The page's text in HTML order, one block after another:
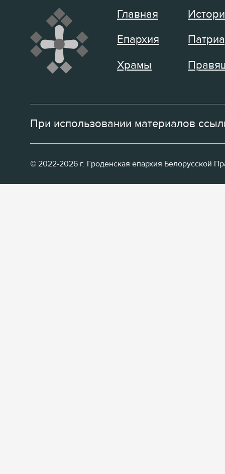
Главная
Епархия
Храмы
При использовании материалов
© 2022-2026 г. Гроденская епархия Белорусской